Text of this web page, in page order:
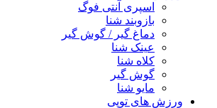
اسپری آنتی فوگ
بازوبند شنا
دماغ گیر / گوش گیر
عینک شنا
کلاه شنا
گوش گیر
مایو شنا
ورزش های توپی